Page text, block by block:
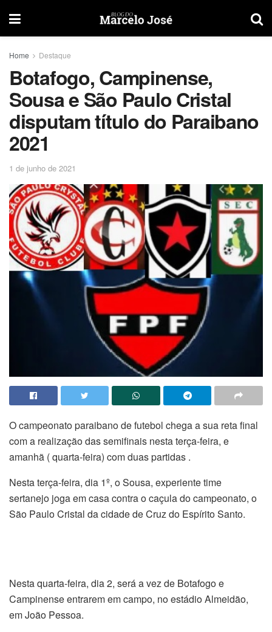
Home Destaque
Botafogo, Campinense,
Sousa e São Paulo Cristal
disputam título do Paraibano
2021
1 de junho de 2021
O campeonato paraibano de futebol chega a sua reta final
com a realização das semifinais nesta terça-feira, e
amanhã ( quarta-feira) com duas partidas .
Nesta terça-feira, dia 1º, o Sousa, experiente time
sertanejo joga em casa contra o caçula do campeonato, o
São Paulo Cristal da cidade de Cruz do Espírito Santo.
Nesta quarta-feira, dia 2, será a vez de Botafogo e
Campinense entrarem em campo, no estádio Almeidão,
em João Pessoa.